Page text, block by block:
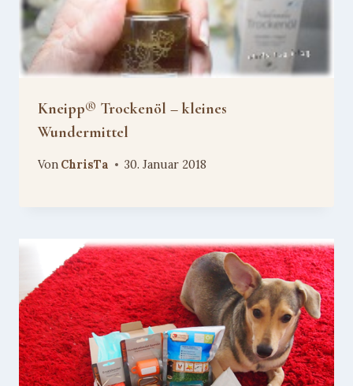
Kneipp® Trockenöl – kleines
Wundermittel
Von ChrisTa 30. Januar 2018